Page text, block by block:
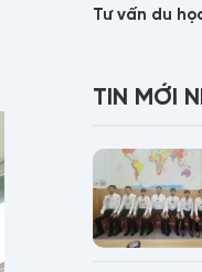
Tư vấn du
TIN MỚI